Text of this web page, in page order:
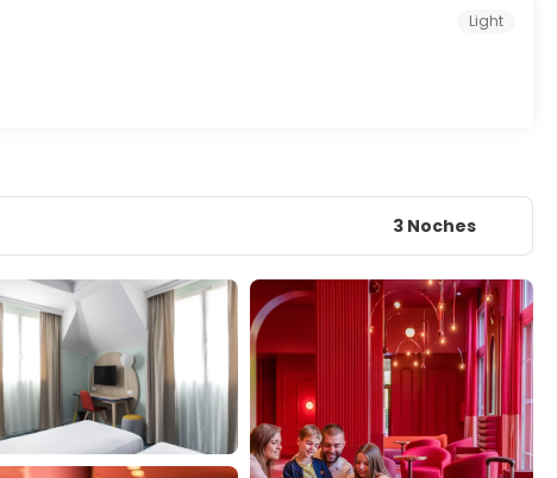
Light
3 Noches